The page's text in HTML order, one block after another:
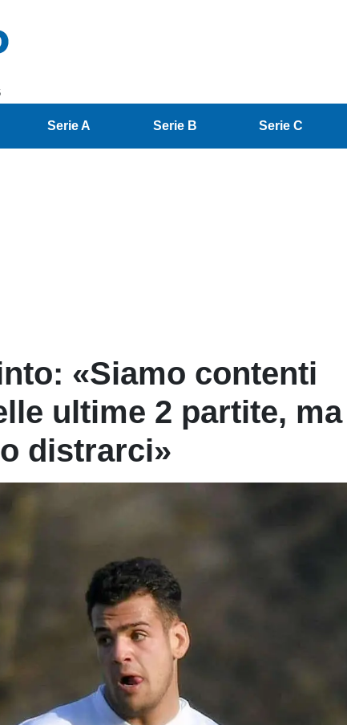
Serie A Serie B Serie C
«Siamo contenti
ultime 2 partite, ma
distrarci»